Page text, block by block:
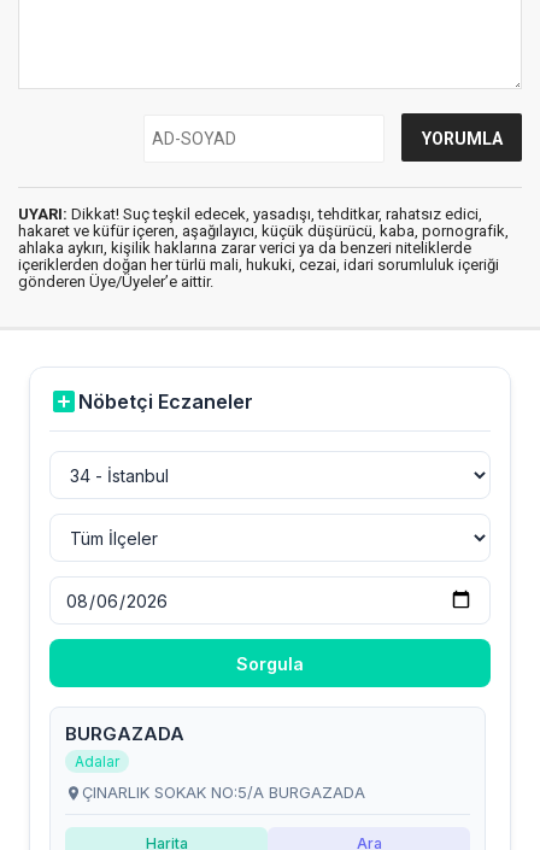
UYARI: Dikkat! Suç teşkil edecek, yasadışı, tehditkar, rahatsız edici,
hakaret ve küfür içeren, aşağılayıcı, küçük düşürücü, kaba, pornografik,
ahlaka aykırı, kişilik haklarına zarar verici ya da benzeri niteliklerde
içeriklerden doğan her türlü mali, hukuki, cezai, idari sorumluluk içeriği
gönderen Üye/Üyeler’e aittir.